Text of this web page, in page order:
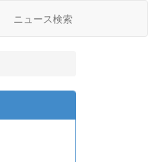
ニュース検索